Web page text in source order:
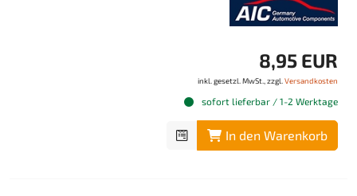
8,95 EUR
inkl. gesetzl. MwSt., zzgl. Versandkosten
sofort lieferbar / 1-2 Werktage
In den Warenkorb